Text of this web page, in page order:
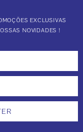
EXCLUSIVAS
NOVIDADES !